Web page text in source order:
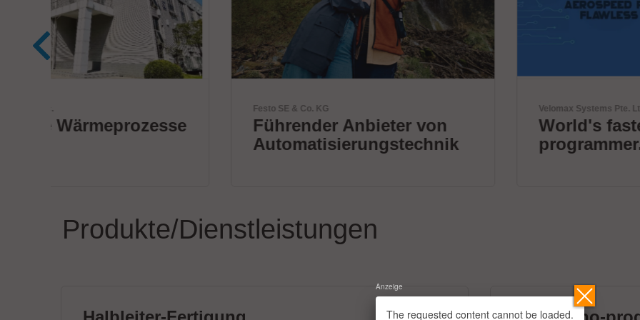
Führender Anbieter von
Automatisierungstechnik
World's fastest IC
programmer.
Produkte/Dienstleistungen
The requested content cannot be loaded.
Anzeige